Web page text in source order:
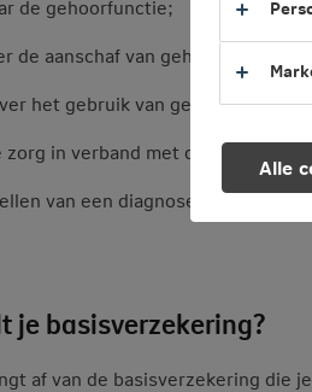
de gehoorfunctie;
de aanschaf van gehoorapparatuur;
het gebruik van
zorg in verband met de gestoorde
van een diagnose bij spraak-
je basisverzekering?
af van de basisverzekering die
Alle